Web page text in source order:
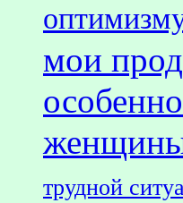
мои
трудной